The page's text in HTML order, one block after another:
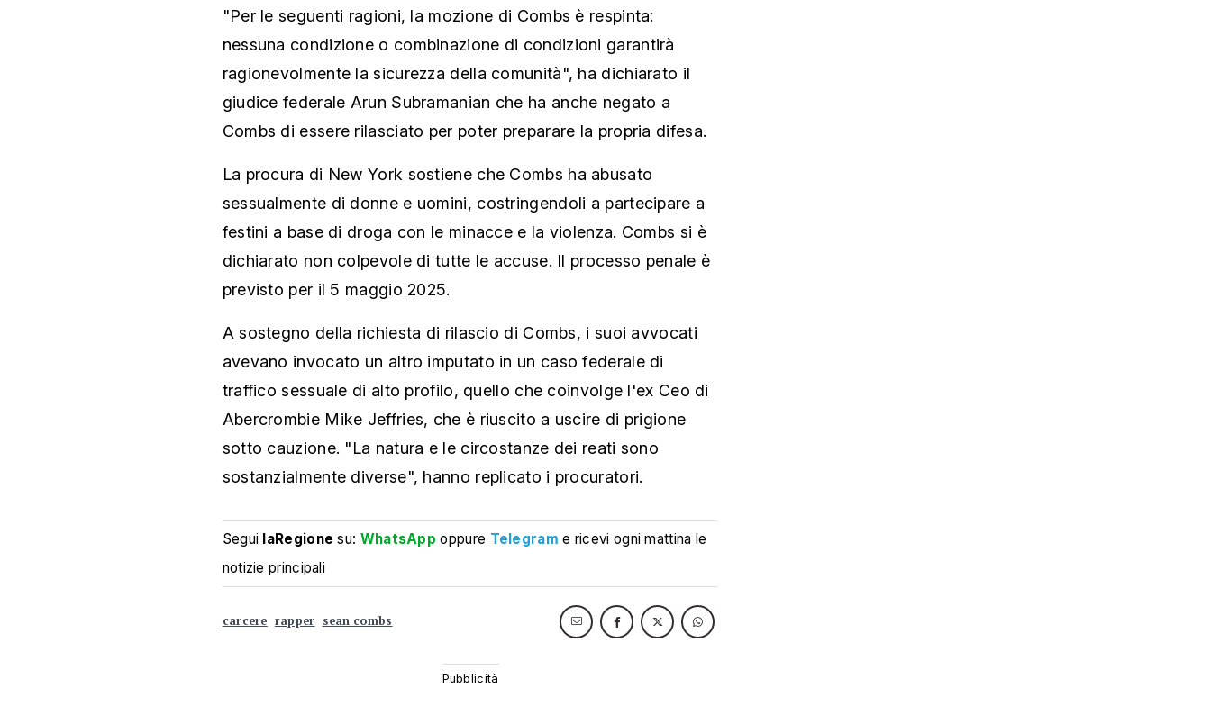
"Per le seguenti ragioni, la mozione di Combs è respinta:
nessuna condizione o combinazione di condizioni garantirà
ragionevolmente la sicurezza della comunità", ha dichiarato il
giudice federale Arun Subramanian che ha anche negato a
Combs di essere rilasciato per poter preparare la propria difesa.
La procura di New York sostiene che Combs ha abusato
sessualmente di donne e uomini, costringendoli a partecipare a
festini a base di droga con le minacce e la violenza. Combs si è
dichiarato non colpevole di tutte le accuse. Il processo penale è
previsto per il 5 maggio 2025.
A sostegno della richiesta di rilascio di Combs, i suoi avvocati
avevano invocato un altro imputato in un caso federale di
traffico sessuale di alto profilo, quello che coinvolge l'ex Ceo di
Abercrombie Mike Jeffries, che è riuscito a uscire di prigione
sotto cauzione. "La natura e le circostanze dei reati sono
sostanzialmente diverse", hanno replicato i procuratori.
Segui laRegione su: WhatsApp oppure Telegram e ricevi ogni mattina le
notizie principali
carcere rapper sean combs